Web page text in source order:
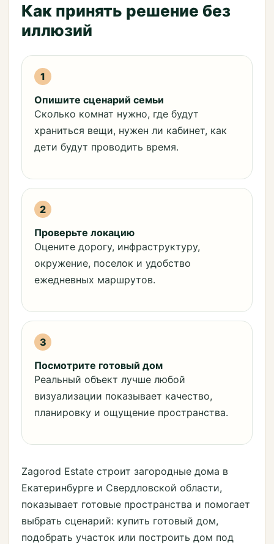
Как принять решение без
иллюзий
1
Опишите сценарий семьи
Сколько комнат нужно, где будут
храниться вещи, нужен ли кабинет, как
дети будут проводить время.
2
Проверьте локацию
Оцените дорогу, инфраструктуру,
окружение, поселок и удобство
ежедневных маршрутов.
3
Посмотрите готовый дом
Реальный объект лучше любой
визуализации показывает качество,
планировку и ощущение пространства.
Zagorod Estate строит загородные дома в
Екатеринбурге и Свердловской области,
показывает готовые пространства и помогает
выбрать сценарий: купить готовый дом,
подобрать участок или построить дом под